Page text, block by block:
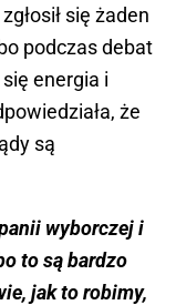
się żaden
podczas debat
energia i
że
są
wyborczej i
to są bardzo
jak to robimy,